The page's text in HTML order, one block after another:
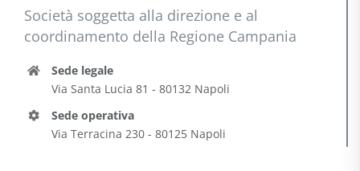
Società soggetta alla direzione e al
coordinamento della Regione Campania
Sede legale
Via Santa Lucia 81 - 80132 Napoli
Sede operativa
Via Terracina 230 - 80125 Napoli